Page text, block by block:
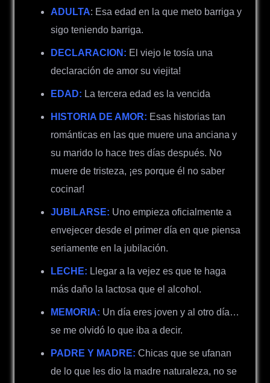
ADULTA: Esa edad en la que meto barriga y
sigo teniendo barriga.
DECLARACION: El viejo le tosía una
declaración de amor su viejita!
EDAD: La tercera edad es la vencida
HISTORIA DE AMOR: Esas historias tan
románticas en las que muere una anciana y
su marido lo hace tres días después. No
muere de tristeza, ¡es porque él no saber
cocinar!
JUBILARSE: Uno empieza oficialmente a
envejecer desde el primer día en que piensa
seriamente en la jubilación.
LECHE: Llegar a la vejez es que te haga
más daño la lactosa que el alcohol.
MEMORIA: Un día eres joven y al otro día…
se me olvidó lo que iba a decir.
PADRE Y MADRE: Chicas que se ufanan
de lo que les dio la madre naturaleza, no se